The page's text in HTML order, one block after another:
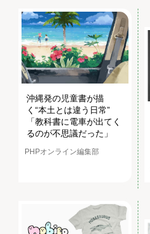
沖縄発の児童書が描
く“本土とは違う日常”
「教科書に電車が出てく
るのが不思議だった」
PHPオンライン編集部